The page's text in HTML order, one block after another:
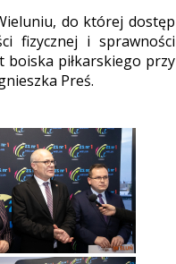
do której dostęp
fizycznej i sprawności
boiska piłkarskiego przy
Preś.